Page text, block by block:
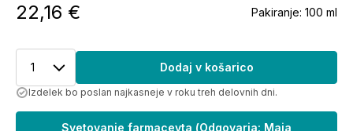
22,16 € Pakiranje: 100 ml
1 Dodaj v košarico
Izdelek bo poslan najkasneje v roku treh delovnih dni.
Svetovanje farmacevta (Odgovarja: Maja